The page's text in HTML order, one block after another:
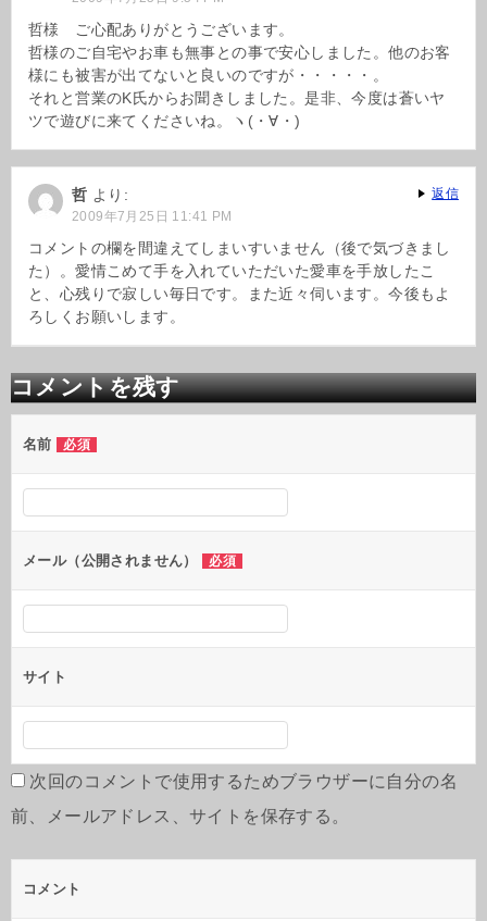
哲様 ご心配ありがとうございます。
哲様のご自宅やお車も無事との事で安心しました。他のお客
様にも被害が出てないと良いのですが・・・・・。
それと営業のK氏からお聞きしました。是非、今度は蒼いヤ
ツで遊びに来てくださいね。ヽ(・∀・)
哲 より:
2009年7月25日 11:41 PM
コメントの欄を間違えてしまいすいません（後で気づきまし
た）。愛情こめて手を入れていただいた愛車を手放したこ
と、心残りで寂しい毎日です。また近々伺います。今後もよ
ろしくお願いします。
返信
コメントを残す
名前 必須
メール（公開されません） 必須
サイト
次回のコメントで使用するためブラウザーに自分の名
前、メールアドレス、サイトを保存する。
コメント